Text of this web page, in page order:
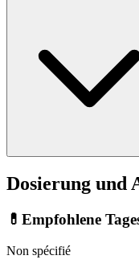
Dosierung und
💊 Empfohlene
Non spécifié